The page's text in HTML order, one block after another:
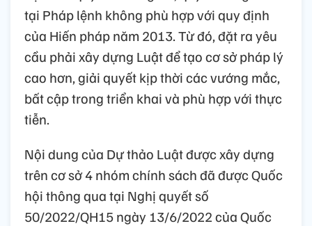
tại Pháp lệnh không phù hợp với quy định
của Hiến pháp năm 2013. Từ đó, đặt ra yêu
cầu phải xây dựng Luật để tạo cơ sở pháp lý
cao hơn, giải quyết kịp thời các vướng mắc,
bất cập trong triển khai và phù hợp với thực
tiễn.
Nội dung của Dự thảo Luật được xây dựng
trên cơ sở 4 nhóm chính sách đã được Quốc
hội thông qua tại Nghị quyết số
50/2022/QH15 ngày 13/6/2022 của Quốc